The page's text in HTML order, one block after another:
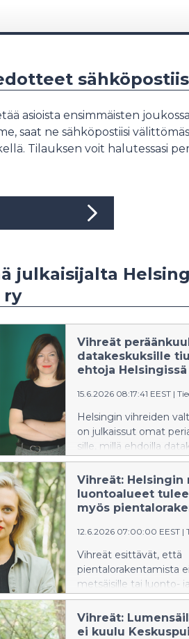
asioista ensimmäisten
saat ne sähköpostiisi
Tilauksen voit halutessasi
julkaisijalta
ry
Vihreät
datakeskuksille
ehtoja Helsingissä
15.6.2026 08:17:41 EEST |
Helsingin vihreiden
on julkaissut omat
sille, millä ehdoilla
voidaan sijoittaa
Datakeskukset ovat
mutta eivät millä
Vihreät: Helsingin
luontoalueet
myös
12.6.2026 07:00:00 EEST |
Vihreät esittävät, että
pientalorakentamista
metsäisille tai luonto- ja
virkistysarvoiltaan
kun
käsittelee Helsingin
Vihreät:
ei kuulu